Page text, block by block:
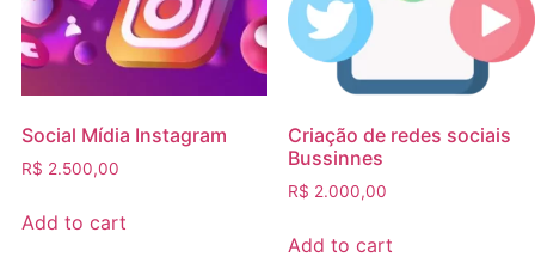
Social Mídia Instagram
R$ 2.500,00
Add to cart
Criação de redes sociais
Bussinnes
R$ 2.000,00
Add to cart